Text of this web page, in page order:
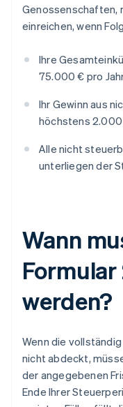
Genossenschaften,
einreichen, wenn
Ihre
75.000 € pro
Ihr Gewinn aus
höchstens 2.000
Alle nicht
unterliegen der
Wann
werden?
Wenn die
nicht abdeckt,
der angegebenen
Ende Ihrer